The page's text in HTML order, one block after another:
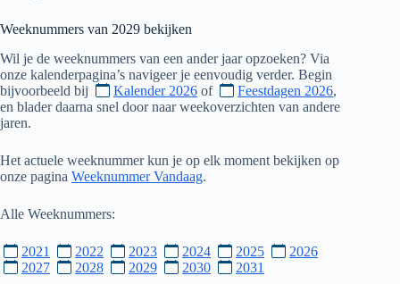
Weeknummers van 2029 bekijken
Wil je de weeknummers van een ander jaar opzoeken? Via
onze kalenderpagina’s navigeer je eenvoudig verder. Begin
bijvoorbeeld bij
Kalender 2026 of Feestdagen 2026,
en blader daarna snel door naar weekoverzichten van andere
jaren.
Het actuele weeknummer kun je op elk moment bekijken op
onze pagina Weeknummer Vandaag.
Alle Weeknummers:
2021 2022 2023 2024 2025
2026
2027
2028 2029 2030 2031